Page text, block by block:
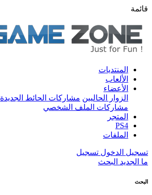
قائمة
المنتديات
الألعاب
الأعضاء
الزوار الحاليين مشاركات الحائط الجديدة
مشاركات الملف الشخصي
المتجر
PS4
الملفات
تسجيل الدخول تسجيل
ما الجديد البحث
البحث